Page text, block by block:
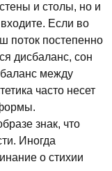
и столы, но и
Если во
поток постепенно
дисбаланс, сон
между
часто несет
знак, что
Иногда
о стихии